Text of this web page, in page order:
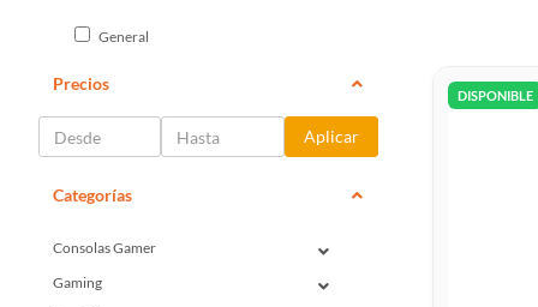
General
Precios
Aplicar
Categorías
Consolas Gamer
Gaming
DISPONIBLE